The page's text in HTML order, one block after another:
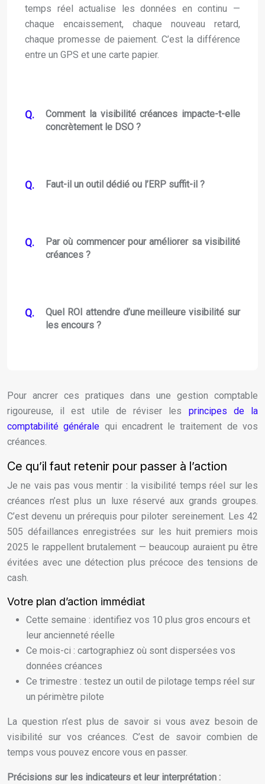
temps réel actualise les données en continu —
chaque encaissement, chaque nouveau retard,
chaque promesse de paiement. C’est la différence
entre un GPS et une carte papier.
Comment la visibilité créances impacte-t-elle
concrètement le DSO ?
Faut-il un outil dédié ou l’ERP suffit-il ?
Par où commencer pour améliorer sa visibilité
créances ?
Quel ROI attendre d’une meilleure visibilité sur
les encours ?
Pour ancrer ces pratiques dans une gestion comptable
rigoureuse, il est utile de réviser les principes de la
comptabilité générale qui encadrent le traitement de vos
créances.
Ce qu’il faut retenir pour passer à l’action
Je ne vais pas vous mentir : la visibilité temps réel sur les
créances n’est plus un luxe réservé aux grands groupes.
C’est devenu un prérequis pour piloter sereinement. Les 42
505 défaillances enregistrées sur les huit premiers mois
2025 le rappellent brutalement — beaucoup auraient pu être
évitées avec une détection plus précoce des tensions de
cash.
Votre plan d’action immédiat
Cette semaine : identifiez vos 10 plus gros encours et
leur ancienneté réelle
Ce mois-ci : cartographiez où sont dispersées vos
données créances
Ce trimestre : testez un outil de pilotage temps réel sur
un périmètre pilote
La question n’est plus de savoir si vous avez besoin de
visibilité sur vos créances. C’est de savoir combien de
temps vous pouvez encore vous en passer.
Précisions sur les indicateurs et leur interprétation :